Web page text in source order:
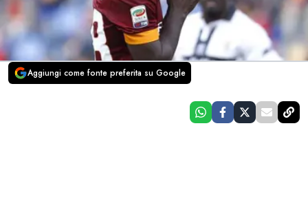
Aggiungi come fonte preferita su Google